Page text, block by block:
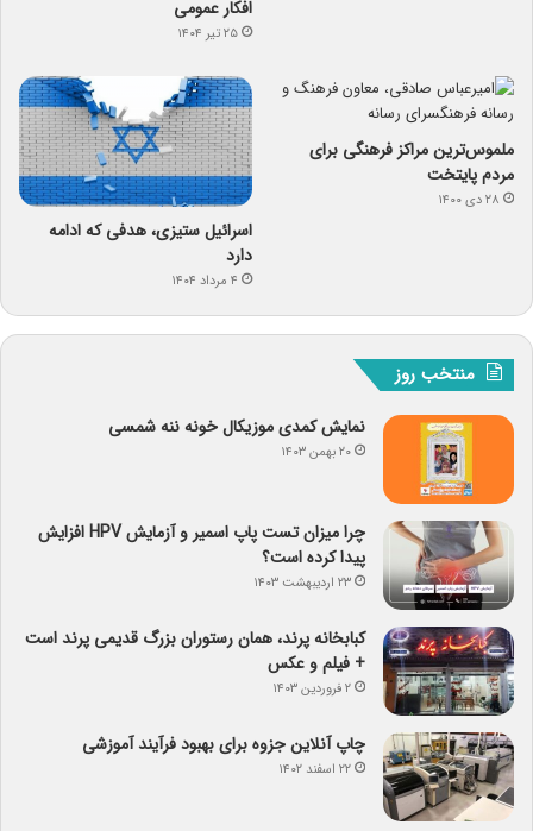
افکار عمومی
۲۵ تیر ۱۴۰۴
ملموس‌ترین مراکز فرهنگی برای
مردم پایتخت
۲۸ دی ۱۴۰۰
اسرائیل ستیزی، هدفی که ادامه
دارد
۴ مرداد ۱۴۰۴
منتخب روز
نمایش کمدی موزیکال خونه ننه شمسی
۲۰ بهمن ۱۴۰۳
چرا میزان تست پاپ اسمیر و آزمایش HPV افزایش
پیدا کرده است؟
۲۳ اردیبهشت ۱۴۰۳
کبابخانه پرند، همان رستوران بزرگ قدیمی پرند است
+ فیلم و عکس
۲ فروردین ۱۴۰۳
چاپ آنلاین جزوه برای بهبود فرآیند آموزشی
۲۲ اسفند ۱۴۰۲